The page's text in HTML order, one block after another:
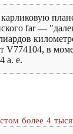
far —
V774104, в
а. е.
более 4